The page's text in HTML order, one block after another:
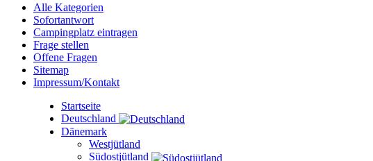
Alle Kategorien
Sofortantwort
Campingplatz eintragen
Frage stellen
Offene Fragen
Sitemap
Impressum/Kontakt
Startseite
Deutschland
Dänemark
Westjütland
Südostjütland